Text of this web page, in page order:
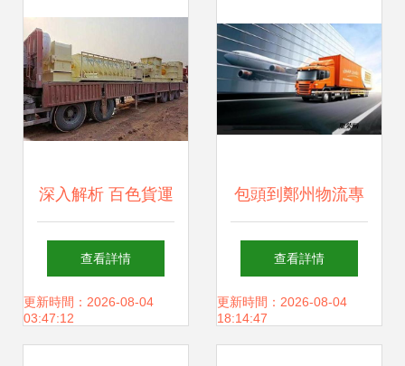
深入解析 百色貨運
快遞與貨物運輸服
務全景指南
查看詳情
更新時間：2026-08-04
03:47:12
包頭到鄭州物流專
線 直達貨運，高效
無憂
查看詳情
更新時間：2026-08-04
18:14:47